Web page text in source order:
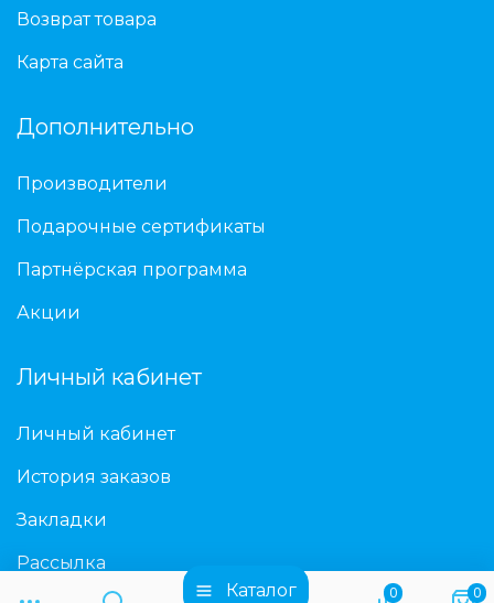
Каталог 0 0
Возврат товара
Карта сайта
Дополнительно
Производители
Подарочные сертификаты
Партнёрская программа
Акции
Личный кабинет
Личный кабинет
История заказов
Закладки
Рассылка